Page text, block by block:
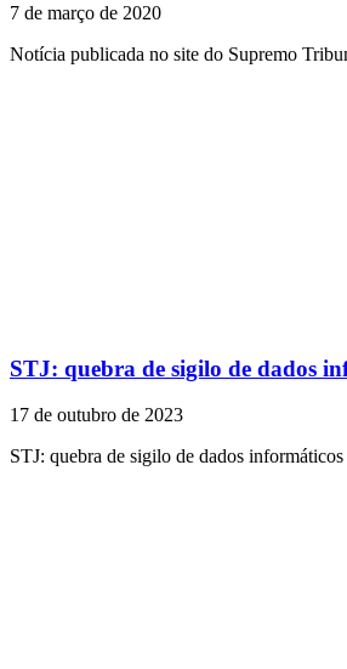
7 de março de 2020
Notícia publicada no site do Supremo
STJ: quebra de sigilo de dados
17 de outubro de 2023
STJ: quebra de sigilo de dados